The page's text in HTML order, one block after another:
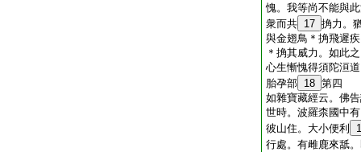
愧。我等尚不能與
衆而共 17 捔力。
與金翅鳥＊捔飛遲
＊捔其威力。如此
心生慚愧得須陀洹道
胎孕部 18 第四
如雜寶藏經云。佛
世時。波羅柰國中
彼山住。大小便利
行處。有雌鹿來舐